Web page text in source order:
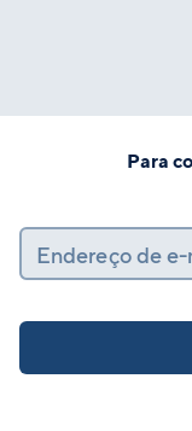
Para
Endereço de